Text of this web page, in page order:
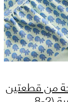
من قطعتين